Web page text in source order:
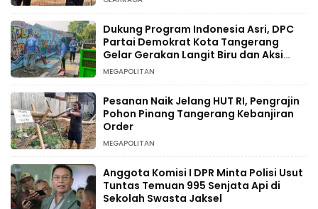
Dukung Program Indonesia Asri, DPC
Partai Demokrat Kota Tangerang
Gelar Gerakan Langit Biru dan Aksi
Tanam Pohon
MEGAPOLITAN
Pesanan Naik Jelang HUT RI, Pengrajin
Pohon Pinang Tangerang Kebanjiran
Order
MEGAPOLITAN
Anggota Komisi I DPR Minta Polisi Usut
Tuntas Temuan 995 Senjata Api di
Sekolah Swasta Jaksel